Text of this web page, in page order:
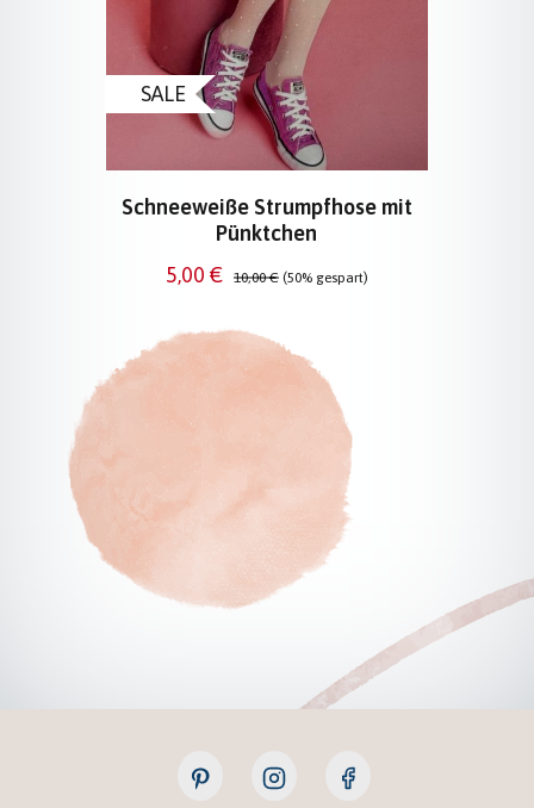
SALE
Schneeweiße Strumpfhose mit
Pünktchen
Verkaufspreis:
5,00 € Regulärer Preis:
10,00 € (50% gespart)